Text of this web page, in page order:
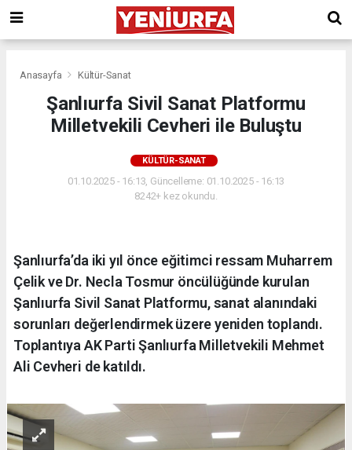
Anasayfa Kültür-Sanat
Şanlıurfa Sivil Sanat Platformu
Milletvekili Cevheri ile Buluştu
KÜLTÜR-SANAT
01.10.2025 - 16:13, Güncelleme: 01.10.2025 - 16:13
8242+ kez okundu.
Şanlıurfa’da iki yıl önce eğitimci ressam Muharrem
Çelik ve Dr. Necla Tosmur öncülüğünde kurulan
Şanlıurfa Sivil Sanat Platformu, sanat alanındaki
sorunları değerlendirmek üzere yeniden toplandı.
Toplantıya AK Parti Şanlıurfa Milletvekili Mehmet
Ali Cevheri de katıldı.